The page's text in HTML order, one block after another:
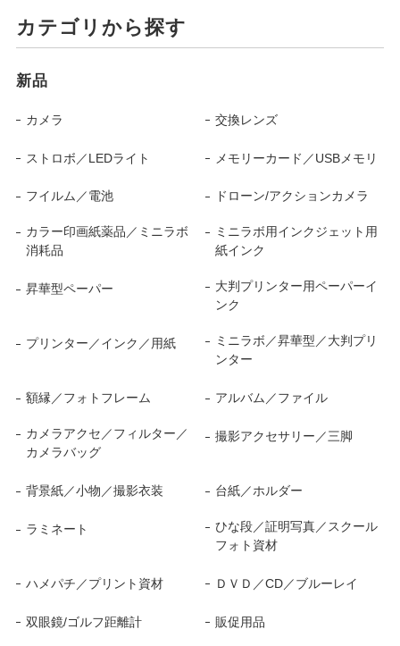
カテゴリから探す
新品
カメラ 交換レンズ
ストロボ／LEDライト メモリーカード／USBメモリ
フイルム／電池 ドローン/アクションカメラ
カラー印画紙薬品／ミニラボ
消耗品
ミニラボ用インクジェット用
紙インク
昇華型ペーパー
大判プリンター用ペーパーイ
ンク
プリンター／インク／用紙
ミニラボ／昇華型／大判プリ
ンター
額縁／フォトフレーム アルバム／ファイル
カメラアクセ／フィルター／
カメラバッグ
撮影アクセサリー／三脚
背景紙／小物／撮影衣装 台紙／ホルダー
ラミネート
ひな段／証明写真／スクール
フォト資材
ハメパチ／プリント資材 ＤＶＤ／CD／ブルーレイ
双眼鏡/ゴルフ距離計 販促用品